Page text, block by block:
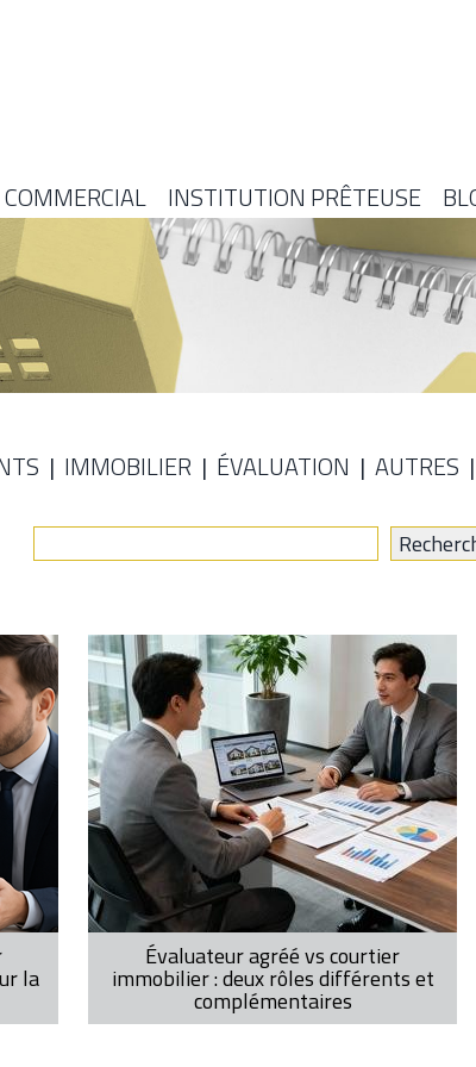
COMMERCIAL INSTITUTION PRÊTEUSE
IMMOBILIER ÉVALUATION AUTRES
la
Évaluateur agréé vs courtier
immobilier : deux rôles différents et
complémentaires